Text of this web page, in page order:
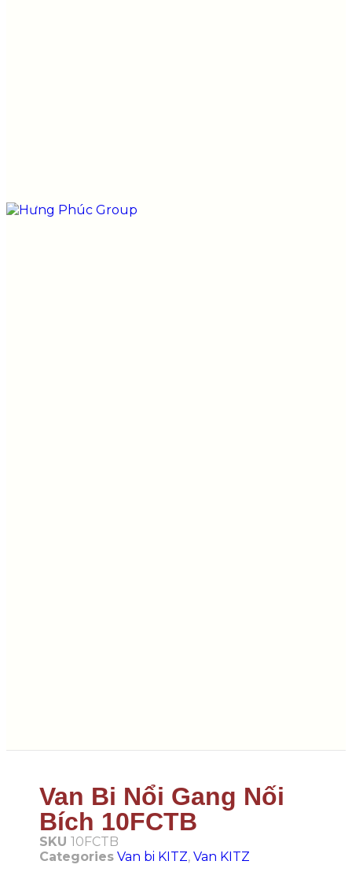
Van Bi Nổi Gang Nối
Bích 10FCTB
SKU 10FCTB
Categories Van bi KITZ, Van KITZ